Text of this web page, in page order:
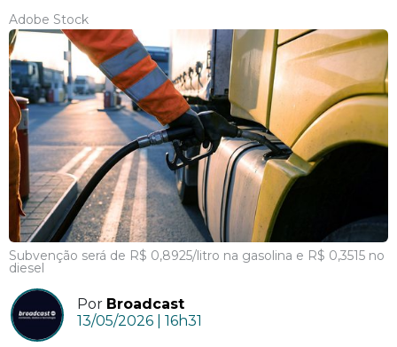
Adobe Stock
Subvenção será de R$ 0,8925/litro na gasolina e R$ 0,3515 no
diesel
Por Broadcast
13/05/2026 | 16h31